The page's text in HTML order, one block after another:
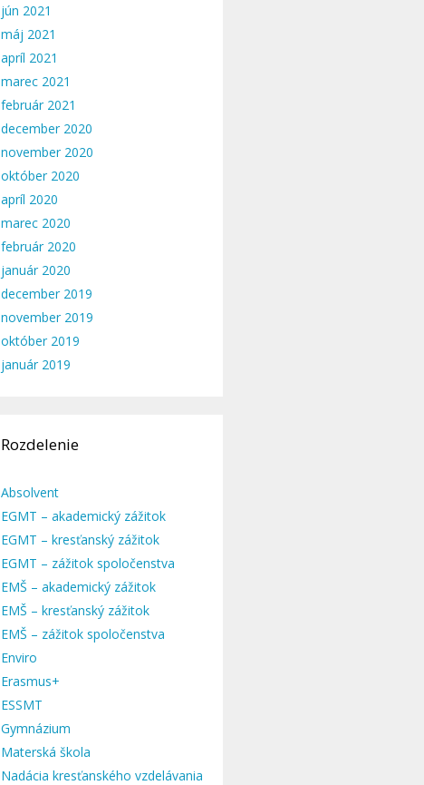
jún 2021
máj 2021
apríl 2021
marec 2021
február 2021
december 2020
november 2020
október 2020
apríl 2020
marec 2020
február 2020
január 2020
december 2019
november 2019
október 2019
január 2019
Rozdelenie
Absolvent
EGMT – akademický zážitok
EGMT – kresťanský zážitok
EGMT – zážitok spoločenstva
EMŠ – akademický zážitok
EMŠ – kresťanský zážitok
EMŠ – zážitok spoločenstva
Enviro
Erasmus+
ESSMT
Gymnázium
Materská škola
Nadácia kresťanského vzdelávania